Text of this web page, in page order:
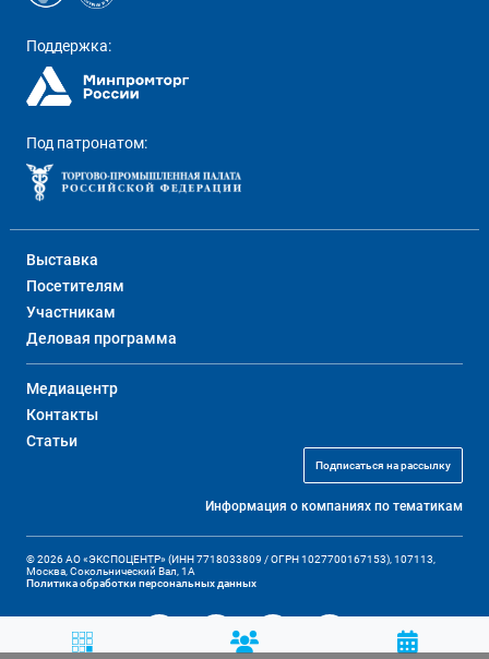
Поддержка:
Под патронатом:
Выставка
Посетителям
Участникам
Деловая программа
Медиацентр
Контакты
Статьи
Подписаться на рассылку
Информация о компаниях по тематикам
© 2026 АО «ЭКСПОЦЕНТР» (ИНН 7718033809 / ОГРН 1027700167153), 107113,
Москва, Сокольнический Вал, 1А
Политика обработки персональных данных